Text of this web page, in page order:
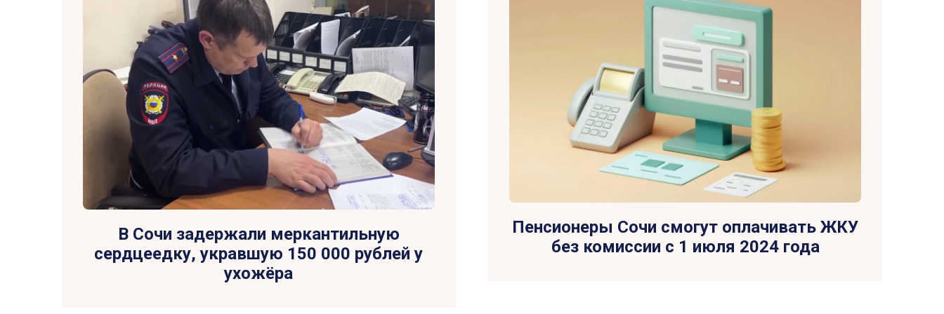
В Сочи задержали меркантильную
сердцеедку, укравшую 150 000 рублей у
ухожёра
Пенсионеры Сочи смогут оплачивать ЖКУ
без комиссии с 1 июля 2024 года